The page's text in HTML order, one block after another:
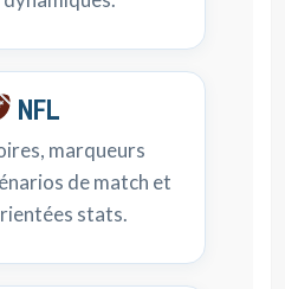
NFL
marqueurs
de match et
stats.